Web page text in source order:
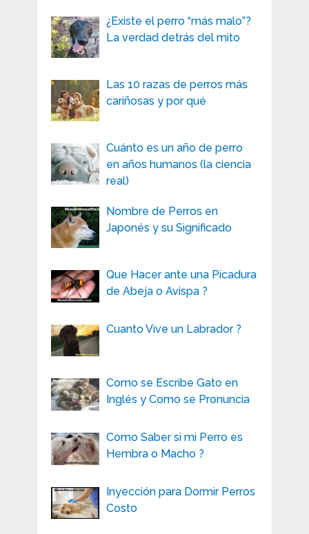
¿Existe el perro “más malo”?
La verdad detrás del mito
Las 10 razas de perros más
cariñosas y por qué
Cuánto es un año de perro
en años humanos (la ciencia
real)
Nombre de Perros en
Japonés y su Significado
Que Hacer ante una Picadura
de Abeja o Avispa ?
Cuanto Vive un Labrador ?
Como se Escribe Gato en
Inglés y Como se Pronuncia
Como Saber si mi Perro es
Hembra o Macho ?
Inyección para Dormir Perros
Costo